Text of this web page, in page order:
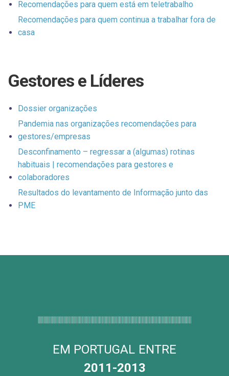
Recomendações para quem está em teletrabalho
Recomendações para quem continua a trabalhar fora de
casa
Gestores e Líderes
Dossier organizações
Pandemia nas organizações recomendações para
gestores/empresas
Desconfinamento – regressar a (algumas) rotinas
habituais | recomendações para gestores e
colaboradores
Resultados do levantamento de Informação junto das
PME
EM PORTUGAL ENTRE
2011-2013